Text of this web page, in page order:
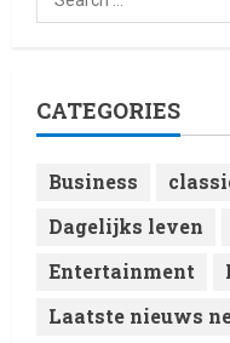
5
CATEGORIES
Business
Dagelijks leven
Entertainment
Laatste nieuws